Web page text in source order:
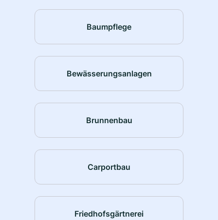
Baumpflege
Bewässerungsanlagen
Brunnenbau
Carportbau
Friedhofsgärtnerei